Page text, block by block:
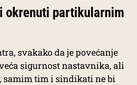
okrenuti partikularnim
svakako da je povećanje
sigurnost nastavnika, ali
tim i sindikati ne bi